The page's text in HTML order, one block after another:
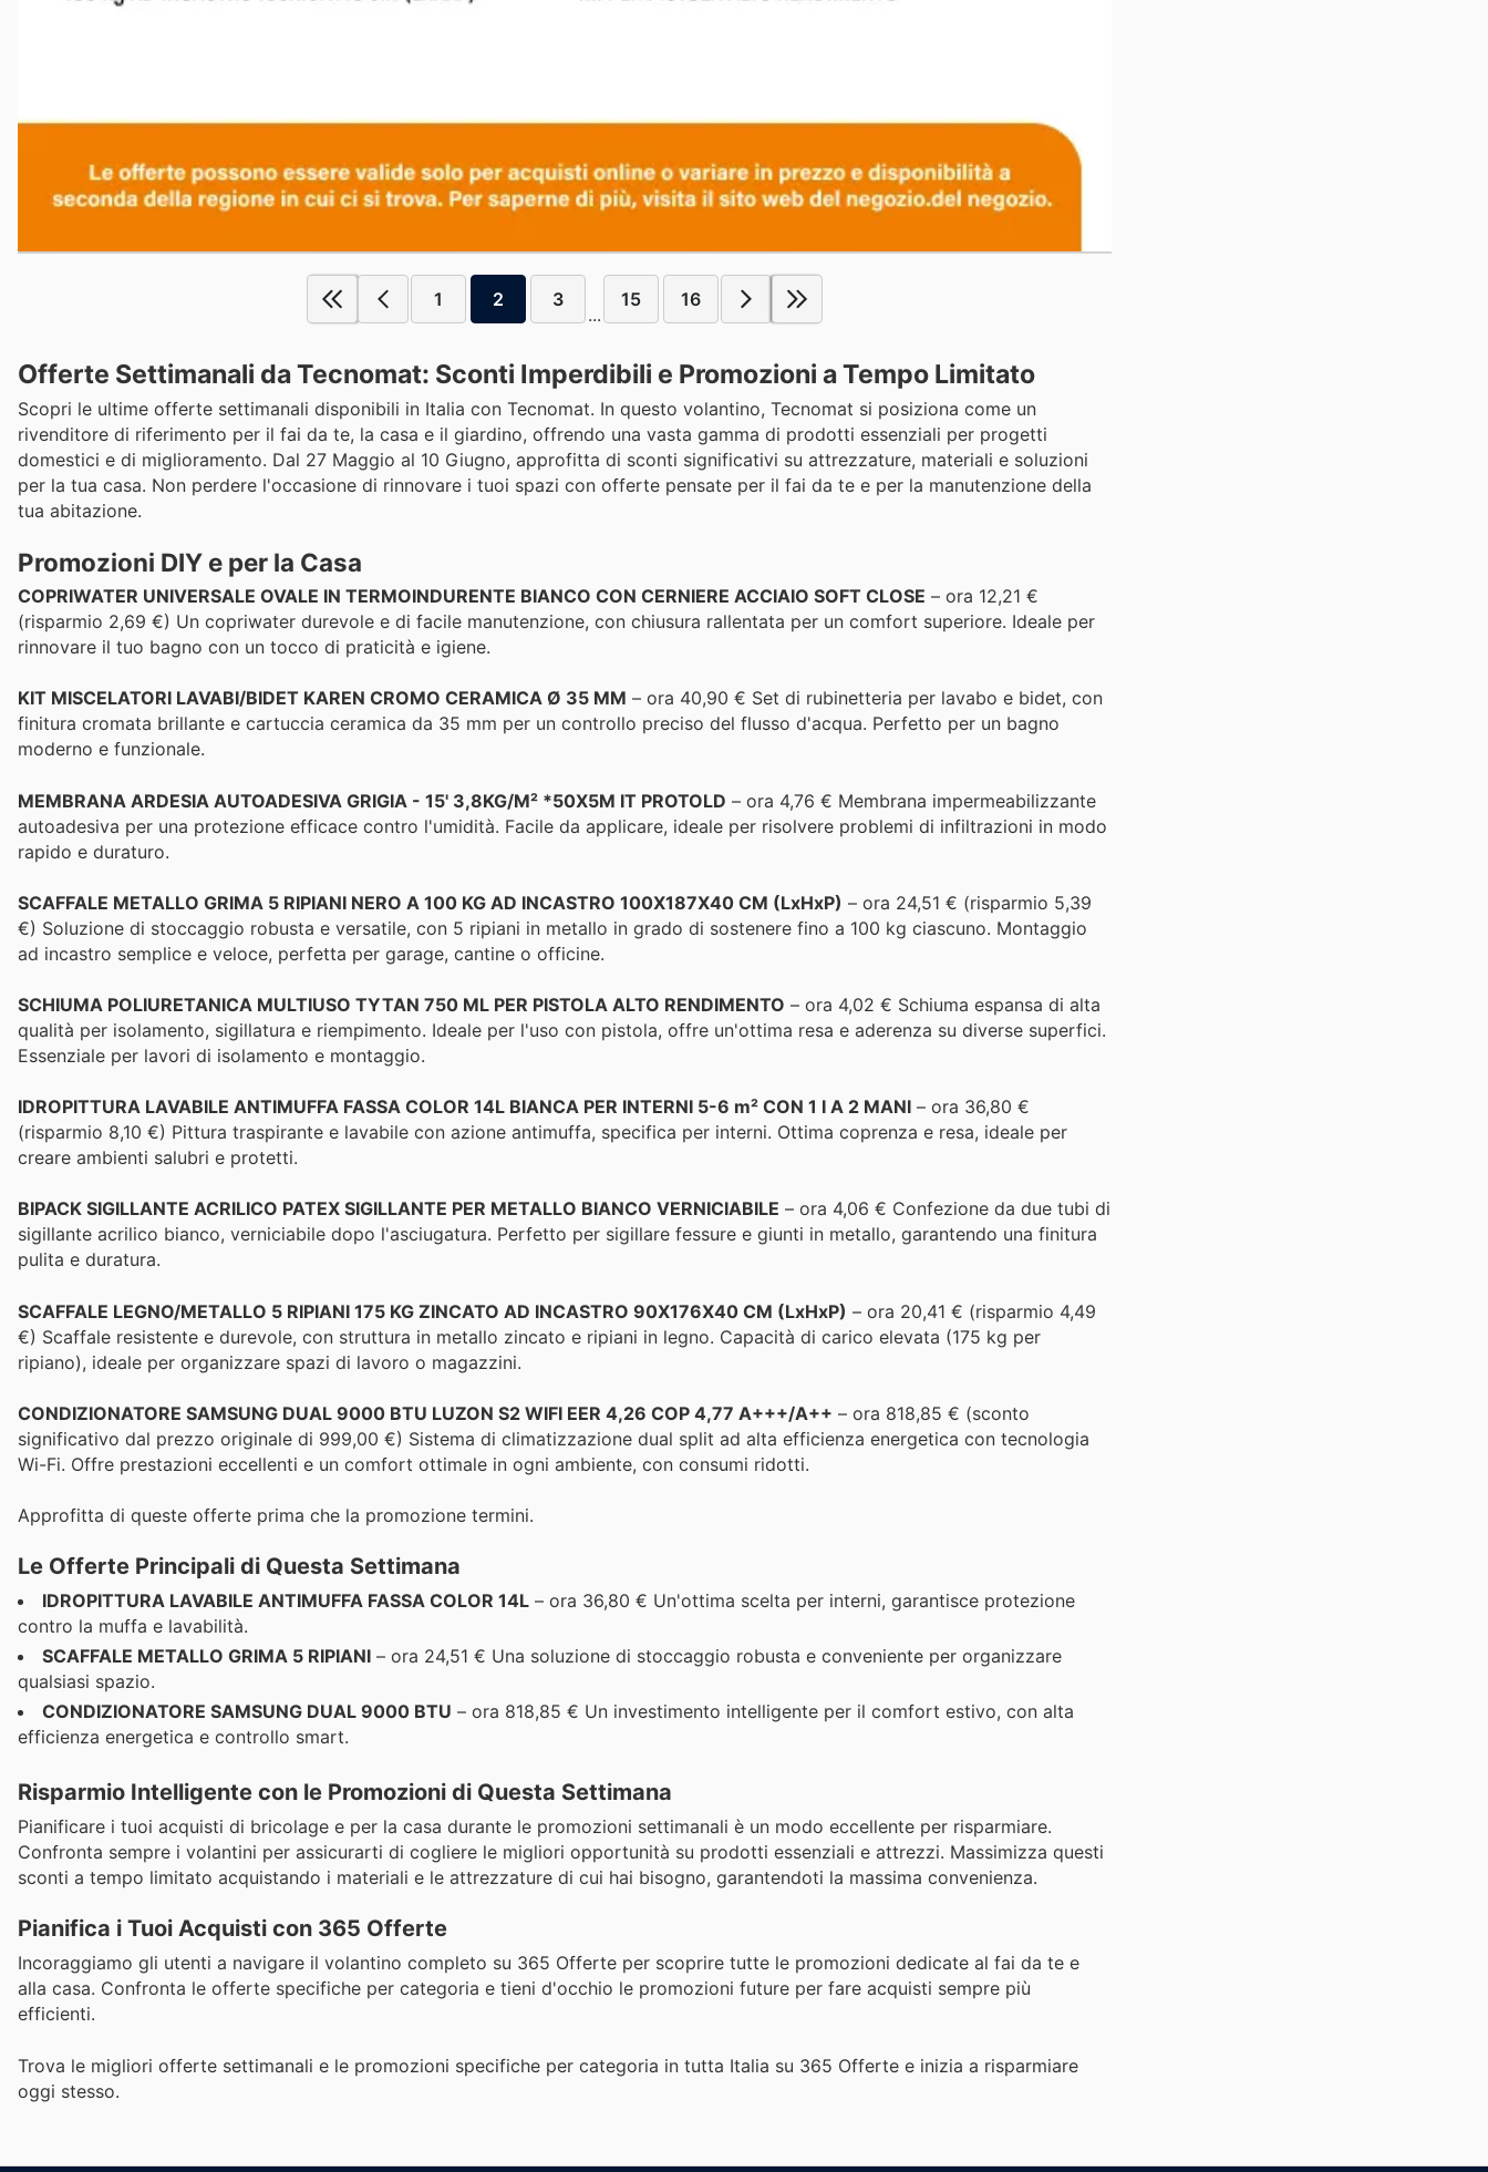
1 2 3
...
15 16
Offerte Settimanali da Tecnomat: Sconti Imperdibili e Promozioni a Tempo Limitato
Scopri le ultime offerte settimanali disponibili in Italia con Tecnomat. In questo volantino, Tecnomat si posiziona come un
rivenditore di riferimento per il fai da te, la casa e il giardino, offrendo una vasta gamma di prodotti essenziali per progetti
domestici e di miglioramento. Dal 27 Maggio al 10 Giugno, approfitta di sconti significativi su attrezzature, materiali e soluzioni
per la tua casa. Non perdere l'occasione di rinnovare i tuoi spazi con offerte pensate per il fai da te e per la manutenzione della
tua abitazione.
Promozioni DIY e per la Casa
COPRIWATER UNIVERSALE OVALE IN TERMOINDURENTE BIANCO CON CERNIERE ACCIAIO SOFT CLOSE – ora 12,21 €
(risparmio 2,69 €) Un copriwater durevole e di facile manutenzione, con chiusura rallentata per un comfort superiore. Ideale per
rinnovare il tuo bagno con un tocco di praticità e igiene.
KIT MISCELATORI LAVABI/BIDET KAREN CROMO CERAMICA Ø 35 MM – ora 40,90 € Set di rubinetteria per lavabo e bidet, con
finitura cromata brillante e cartuccia ceramica da 35 mm per un controllo preciso del flusso d'acqua. Perfetto per un bagno
moderno e funzionale.
MEMBRANA ARDESIA AUTOADESIVA GRIGIA - 15' 3,8KG/M² *50X5M IT PROTOLD – ora 4,76 € Membrana impermeabilizzante
autoadesiva per una protezione efficace contro l'umidità. Facile da applicare, ideale per risolvere problemi di infiltrazioni in modo
rapido e duraturo.
SCAFFALE METALLO GRIMA 5 RIPIANI NERO A 100 KG AD INCASTRO 100X187X40 CM (LxHxP) – ora 24,51 € (risparmio 5,39
€) Soluzione di stoccaggio robusta e versatile, con 5 ripiani in metallo in grado di sostenere fino a 100 kg ciascuno. Montaggio
ad incastro semplice e veloce, perfetta per garage, cantine o officine.
SCHIUMA POLIURETANICA MULTIUSO TYTAN 750 ML PER PISTOLA ALTO RENDIMENTO – ora 4,02 € Schiuma espansa di alta
qualità per isolamento, sigillatura e riempimento. Ideale per l'uso con pistola, offre un'ottima resa e aderenza su diverse superfici.
Essenziale per lavori di isolamento e montaggio.
IDROPITTURA LAVABILE ANTIMUFFA FASSA COLOR 14L BIANCA PER INTERNI 5-6 m² CON 1 I A 2 MANI – ora 36,80 €
(risparmio 8,10 €) Pittura traspirante e lavabile con azione antimuffa, specifica per interni. Ottima coprenza e resa, ideale per
creare ambienti salubri e protetti.
BIPACK SIGILLANTE ACRILICO PATEX SIGILLANTE PER METALLO BIANCO VERNICIABILE – ora 4,06 € Confezione da due tubi di
sigillante acrilico bianco, verniciabile dopo l'asciugatura. Perfetto per sigillare fessure e giunti in metallo, garantendo una finitura
pulita e duratura.
SCAFFALE LEGNO/METALLO 5 RIPIANI 175 KG ZINCATO AD INCASTRO 90X176X40 CM (LxHxP) – ora 20,41 € (risparmio 4,49
€) Scaffale resistente e durevole, con struttura in metallo zincato e ripiani in legno. Capacità di carico elevata (175 kg per
ripiano), ideale per organizzare spazi di lavoro o magazzini.
CONDIZIONATORE SAMSUNG DUAL 9000 BTU LUZON S2 WIFI EER 4,26 COP 4,77 A+++/A++ – ora 818,85 € (sconto
significativo dal prezzo originale di 999,00 €) Sistema di climatizzazione dual split ad alta efficienza energetica con tecnologia
Wi-Fi. Offre prestazioni eccellenti e un comfort ottimale in ogni ambiente, con consumi ridotti.
Approfitta di queste offerte prima che la promozione termini.
Le Offerte Principali di Questa Settimana
IDROPITTURA LAVABILE ANTIMUFFA FASSA COLOR 14L – ora 36,80 € Un'ottima scelta per interni, garantisce protezione
contro la muffa e lavabilità.
SCAFFALE METALLO GRIMA 5 RIPIANI – ora 24,51 € Una soluzione di stoccaggio robusta e conveniente per organizzare
qualsiasi spazio.
CONDIZIONATORE SAMSUNG DUAL 9000 BTU – ora 818,85 € Un investimento intelligente per il comfort estivo, con alta
efficienza energetica e controllo smart.
Risparmio Intelligente con le Promozioni di Questa Settimana
Pianificare i tuoi acquisti di bricolage e per la casa durante le promozioni settimanali è un modo eccellente per risparmiare.
Confronta sempre i volantini per assicurarti di cogliere le migliori opportunità su prodotti essenziali e attrezzi. Massimizza questi
sconti a tempo limitato acquistando i materiali e le attrezzature di cui hai bisogno, garantendoti la massima convenienza.
Pianifica i Tuoi Acquisti con 365 Offerte
Incoraggiamo gli utenti a navigare il volantino completo su 365 Offerte per scoprire tutte le promozioni dedicate al fai da te e
alla casa. Confronta le offerte specifiche per categoria e tieni d'occhio le promozioni future per fare acquisti sempre più
efficienti.
Trova le migliori offerte settimanali e le promozioni specifiche per categoria in tutta Italia su 365 Offerte e inizia a risparmiare
oggi stesso.